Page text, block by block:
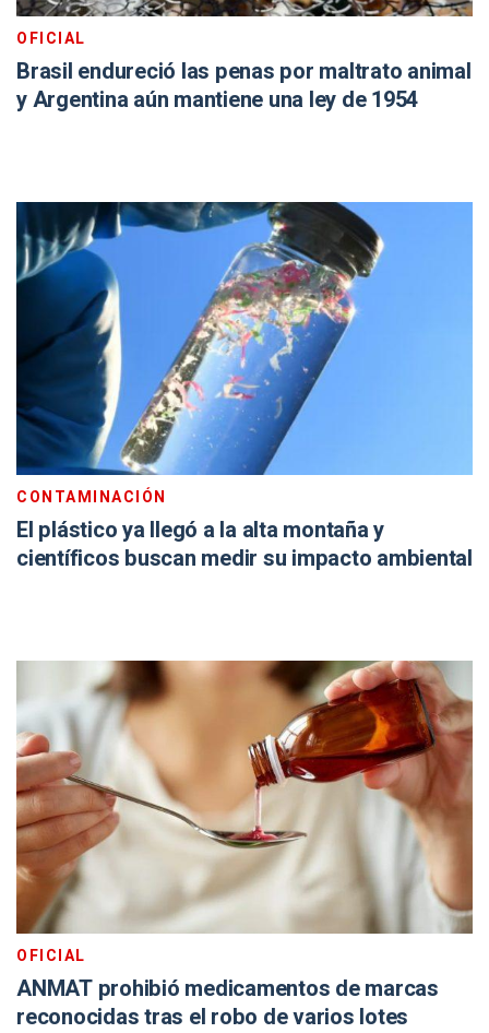
OFICIAL
Brasil endureció las penas por maltrato animal
y Argentina aún mantiene una ley de 1954
CONTAMINACIÓN
El plástico ya llegó a la alta montaña y
científicos buscan medir su impacto ambiental
OFICIAL
ANMAT prohibió medicamentos de marcas
reconocidas tras el robo de varios lotes